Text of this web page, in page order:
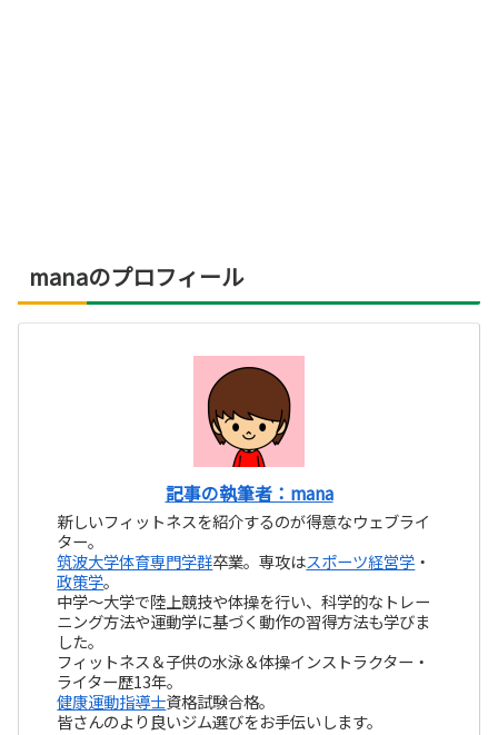
manaのプロフィール
記事の執筆者：mana
新しいフィットネスを紹介するのが得意なウェブライ
ター。
筑波大学体育専門学群卒業。専攻はスポーツ経営学 ・
政策学。
中学～大学で陸上競技や体操を行い、科学的なトレー
ニング方法や運動学に基づく動作の習得方法も学びま
した。
フィットネス＆子供の水泳＆体操インストラクター・
ライター歴13年。
健康運動指導士資格試験合格。
皆さんのより良いジム選びをお手伝いします。